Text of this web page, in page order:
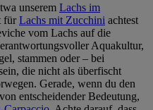
unserem Lachs im
fürLachs mit Zucchini achtest
vom Lachs auf die
Aquakultur,
stammen oder – bei
die nicht als überfischt
Gerade, wenn du den
entscheidender Bedeutung,